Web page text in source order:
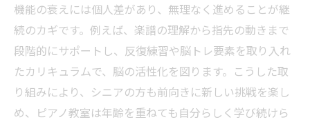
機能の衰えには個人差があり、無理なく進めることが継
続のカギです。例えば、楽譜の理解から指先の動きまで
段階的にサポートし、反復練習や脳トレ要素を取り入れ
たカリキュラムで、脳の活性化を図ります。こうした取
り組みにより、シニアの方も前向きに新しい挑戦を楽し
め、ピアノ教室は年齢を重ねても自分らしく学び続けら